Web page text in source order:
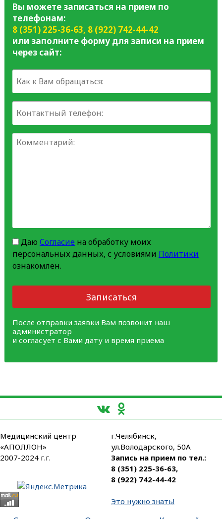
Вы можете записаться на прием по
телефонам:
8 (351) 225-36-63, 8 (922) 742-44-42
или заполните форму для записи на прием
через сайт:
Даю Согласиена обработку моих
персональных данных, с условиями Политики
ознакомлен.
Записаться
После отправки заявки Вам позвонит наш
администратор
и согласует с Вами дату и время приема
Медицинский центр
«АПОЛЛОН»
2007-2024 г.г.
г.Челябинск,
ул.Володарского, 50А
Запись на прием по тел.:
8 (351) 225-36-63,
8 (922) 742-44-42
Это нужно знать!